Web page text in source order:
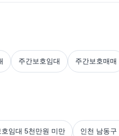
주간보호임대 주간보호매매
임대 5천만원 미만 인천 남동